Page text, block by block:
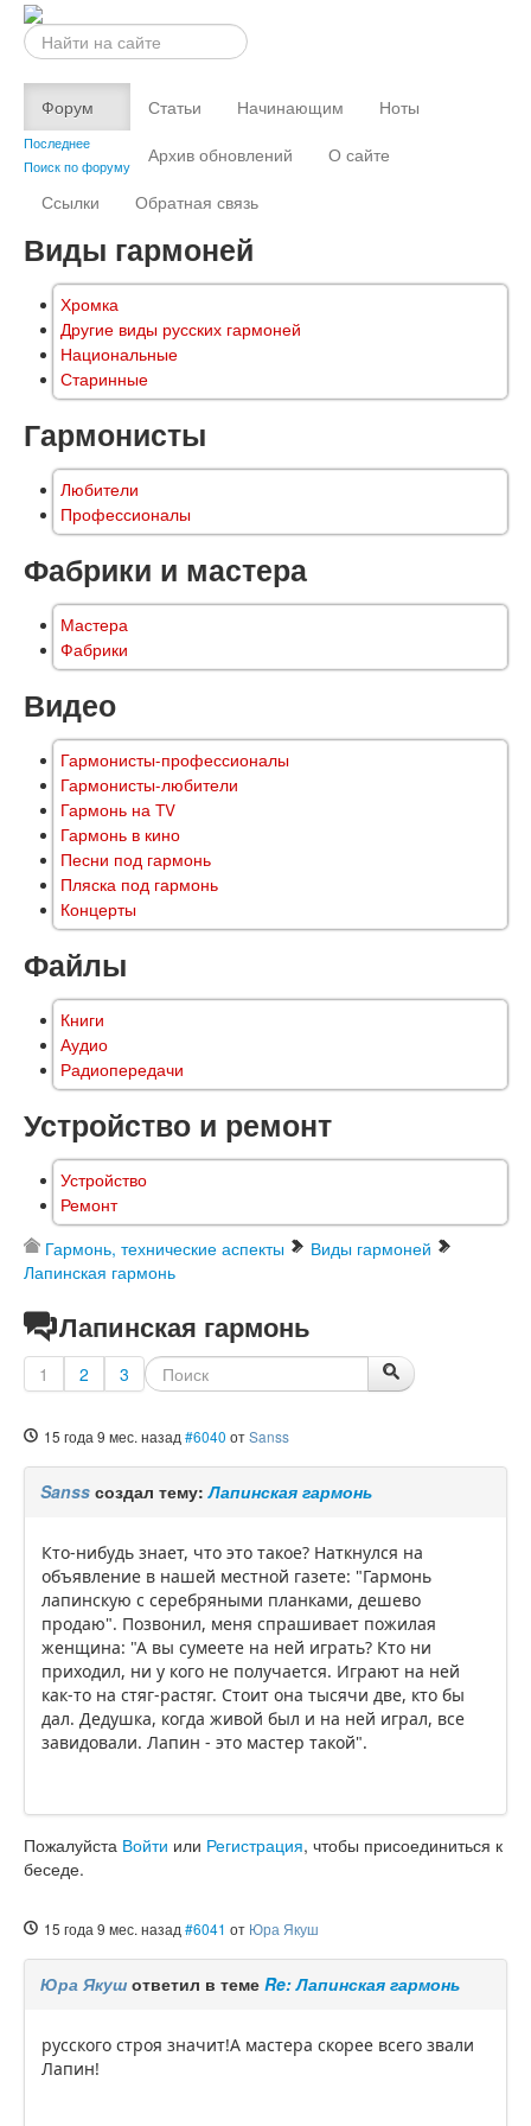
Искать...
Форум
Последнее
Поиск по форуму
Статьи Начинающим
Ноты
Архив обновлений
О сайте
Ссылки
Обратная связь
Виды гармоней
Хромка
Другие виды русских гармоней
Национальные
Старинные
Гармонисты
Любители
Профессионалы
Фабрики и мастера
Мастера
Фабрики
Видео
Гармонисты-профессионалы
Гармонисты-любители
Гармонь на TV
Гармонь в кино
Песни под гармонь
Пляска под гармонь
Концерты
Файлы
Книги
Аудио
Радиопередачи
Устройство и ремонт
Устройство
Ремонт
Гармонь, технические аспекты
Виды гармоней
Лапинская гармонь
Лапинская гармонь
1 2 3
15 года 9 мес. назад #6040 отSanss
Sanss создал тему:Лапинская гармонь
Кто-нибудь знает, что это такое? Наткнулся на
объявление в нашей местной газете: "Гармонь
лапинскую с серебряными планками, дешево
продаю". Позвонил, меня спрашивает пожилая
женщина: "А вы сумеете на ней играть? Кто ни
приходил, ни у кого не получается. Играют на ней
как-то на стяг-растяг. Стоит она тысячи две, кто бы
дал. Дедушка, когда живой был и на ней играл, все
завидовали. Лапин - это мастер такой".
Пожалуйста Войти или Регистрация, чтобы присоединиться к
беседе.
15 года 9 мес. назад #6041 от Юра Якуш
Юра Якуш ответил в теме Re: Лапинская гармонь
русского строя значит!А мастера скорее всего звали
Лапин!